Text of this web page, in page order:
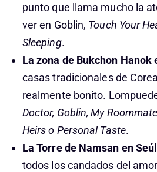
punto que llama mucho la
ver en Goblin, Touch Your
Sleeping.
La zona de Bukchon Hanok
casas tradicionales de
realmente bonito.
Doctor, Goblin, My
Heirs o Personal Taste.
La Torre de Namsan en
todos los candados del